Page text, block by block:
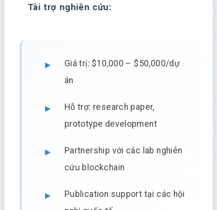
Tài trợ nghiên cứu:
Giá trị: $10,000 – $50,000/dự
án
Hỗ trợ: research paper,
prototype development
Partnership với các lab nghiên
cứu blockchain
Publication support tại các hội